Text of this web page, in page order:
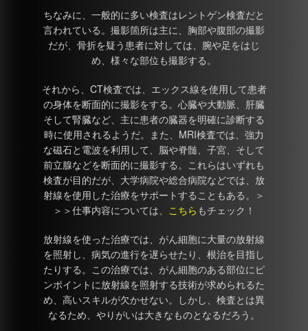
ちなみに、一般的に多い検査はレントゲン検査だと
言われている。撮影箇所は主に、胸部や腹部の撮影
だが、骨折を疑う患者に対しては、腕や足をはじ
め、様々な部位も撮影する。
それから、CT検査では、エックス線を使用して患者
の身体を断面的に撮影をする。心臓や大動脈、肝臓
そして腎臓など、主に患者の臓器を明確に診断する
時に使用されるようだ。また、MRI検査では、強力
な磁石と電波を利用して、脳や脊髄、子宮、そして
前立腺などを断面的に撮影する。これらはいずれも
検査が目的だが、大学病院や総合病院などでは、放
射線を使用した治療をサポートすることもある。＞
＞＞仕事内容については、 こちら もチェック！
放射線を使った治療では、がん細胞に大量の放射線
を照射し、病気の進行を遅らせたり、根治を目指し
たりする。この治療では、がん細胞のある部位にピ
ンポイントに放射線を照射する技術が求められるた
め、高いスキルが欠かせない。しかし、検査とは異
なるため、やりがいは大きなものとなるだろう。